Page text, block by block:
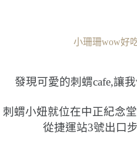
小珊珊wow好
發現可愛的刺蝟cafe,讓
刺蝟小妞就位在中正紀念
從捷運站3號出口